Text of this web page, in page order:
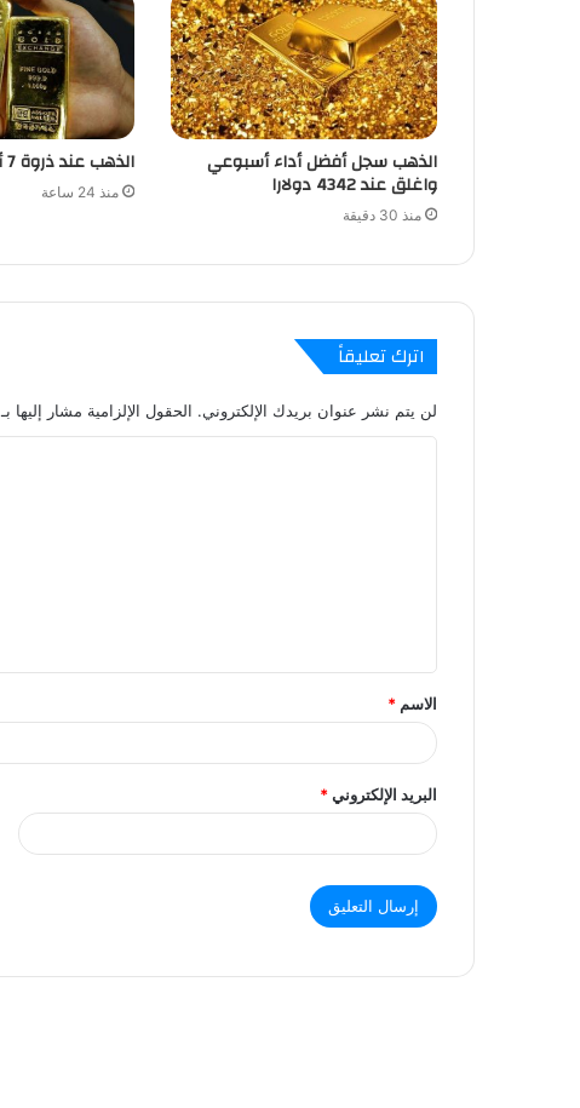
الذهب سجل أفضل أداء أسبوعي
واغلق عند 4342 دولارا
منذ 30 دقيقة
الذهب عند ذروة 7 أسابيع
منذ 24 ساعة
اترك تعليقاً
لن يتم نشر عنوان بريدك الإلكتروني. الحقول الإلزامية مشار إليها بـ
ق
الاسم *
البريد الإلكتروني*